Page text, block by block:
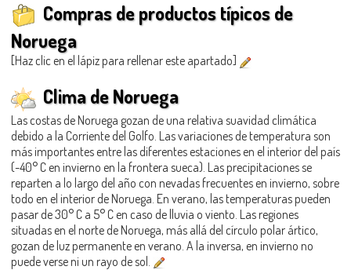
Compras de productos típicos de
Noruega
[Haz clic en el lápiz para rellenar este apartado]
Clima de Noruega
Las costas de Noruega gozan de una relativa suavidad climática
debido a la Corriente del Golfo. Las variaciones de temperatura son
más importantes entre las diferentes estaciones en el interior del país
(-40° C en invierno en la frontera sueca). Las precipitaciones se
reparten a lo largo del año con nevadas frecuentes en invierno, sobre
todo en el interior de Noruega. En verano, las temperaturas pueden
pasar de 30° C a 5° C en caso de lluvia o viento. Las regiones
situadas en el norte de Noruega, más allá del círculo polar ártico,
gozan de luz permanente en verano. A la inversa, en invierno no
puede verse ni un rayo de sol.